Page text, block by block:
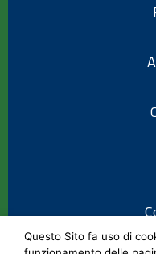
Questo Sito fa uso di